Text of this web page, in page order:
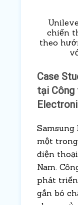
chiến
theo
Case
tại Công
Samsung
một
điện
Nam.
phát
gắn bó